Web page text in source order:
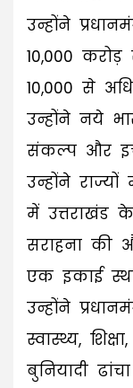
उन्होंने
10,000
10,000 से
उन्होंने नये
संकल्प और
उन्होंने
में उत्तराखंड
सराहना की
एक इकाई
उन्होंने
स्वास्थ्य,
बुनियादी